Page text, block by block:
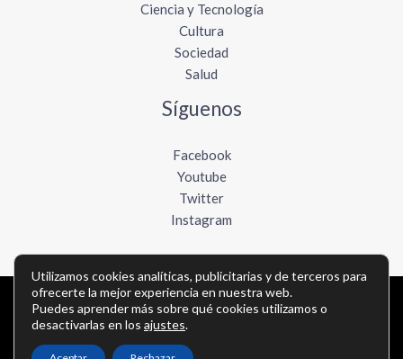
Ciencia y Tecnología
Cultura
Sociedad
Salud
Síguenos
Facebook
Youtube
Twitter
Instagram
Copyright © Todos los derechos reservados -
elboletinmexicano.com
Utilizamos cookies analíticas, publicitarias y de terceros para
ofrecerte la mejor experiencia en nuestra web.
Puedes aprender más sobre qué cookies utilizamos o
desactivarlas en los ajustes.